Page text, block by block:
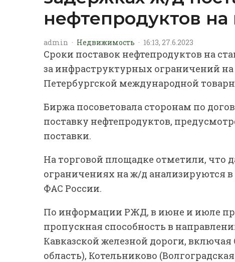
нефтепродуктов
admin · Недвижимость · 16:13, 27.6.2023
Сроки поставок нефтепродуктов на
за инфраструктурных ограничений
Петербургской международной
Биржа посоветовала сторонам по
поставку нефтепродуктов,
поставки.
На торговой площадке отметили, что
ограничениях на ж/д анализируются
ФАС России.
По информации РЖД, в июне и июле
пропускная способность в
Кавказской железной дороги,
область), Котельниково